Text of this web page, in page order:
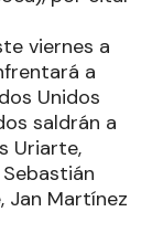
viernes a
a
Unidos
saldrán a
Uriarte,
Jan Martínez